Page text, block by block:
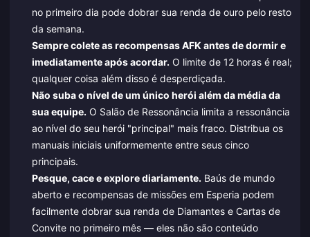
no primeiro dia pode dobrar sua renda de ouro pelo resto
da semana.
Sempre colete as recompensas AFK antes de dormir e
imediatamente após acordar. O limite de 12 horas é real;
qualquer coisa além disso é desperdiçada.
Não suba o nível de um único herói além da média da
sua equipe. O Salão de Ressonância limita a ressonância
ao nível do seu herói "principal" mais fraco. Distribua os
manuais iniciais uniformemente entre seus cinco
principais.
Pesque, cace e explore diariamente. Baús de mundo
aberto e recompensas de missões em Esperia podem
facilmente dobrar sua renda de Diamantes e Cartas de
Convite no primeiro mês — eles não são conteúdo